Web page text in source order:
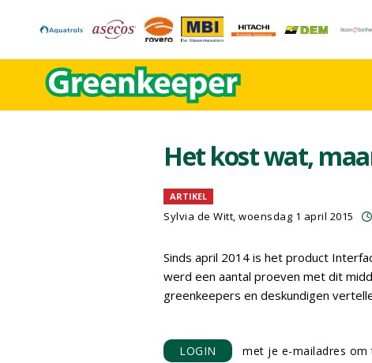
Het kost wat,
ARTIKEL
Sylvia de Witt, woensdag 1 april 2015
Sinds april 2014 is het product
werd een aantal proeven met dit
greenkeepers en deskundigen
LOGIN met je e-mailadres om